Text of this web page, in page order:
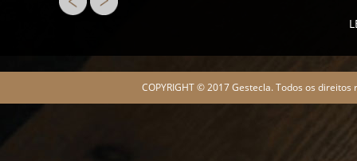
COPYRIGHT © 2017 Gestecla. Todos os